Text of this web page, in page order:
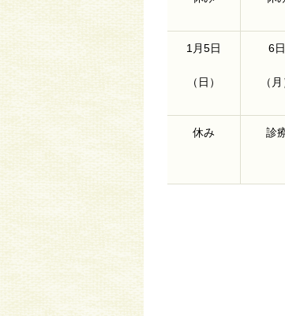
1月5日
（日）
6日
（月
休み 診